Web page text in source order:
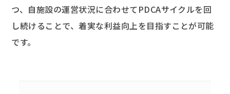
つ、自施設の運営状況に合わせてPDCAサイクルを回
し続けることで、着実な利益向上を目指すことが可能
です。